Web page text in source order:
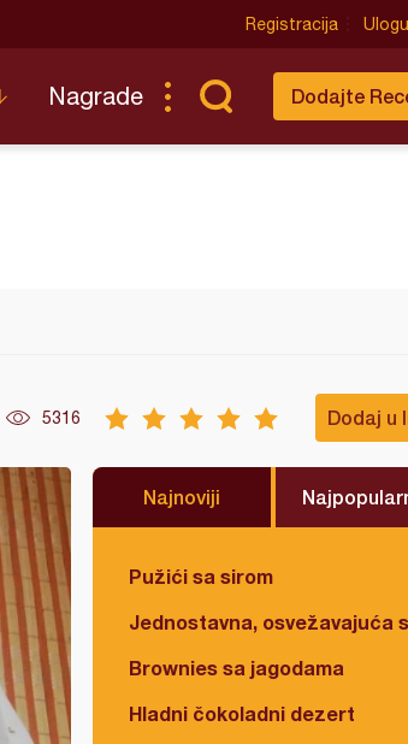
Registracija
Nagrade Dodajte
5316 Dodaj u
Najnoviji
Pužići sa sirom
Jednostavna, osvežavajuća
Brownies sa jagodama
Hladni čokoladni dezert